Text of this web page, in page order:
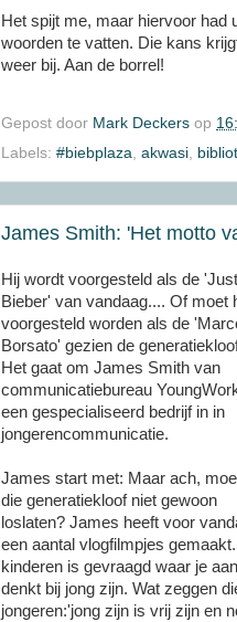
Het spijt me, maar hiervoor had
woorden te vatten. Die kans
weer bij. Aan de borrel!
Gepost door Mark Deckers op
Labels: #biebplaza, akwasi,
James Smith: 'Het motto
Hij wordt voorgesteld als de
Bieber' van vandaag.... Of moet
voorgesteld worden als de
Borsato' gezien de
Het gaat om James Smith van
communicatiebureau
een gespecialiseerd bedrijf in in
jongerencommunicatie.
James start met: Maar ach,
die generatiekloof niet gewoon
loslaten? James heeft voor
een aantal vlogfilmpjes
kinderen is gevraagd waar je aan
denkt bij jong zijn. Wat zeggen
jongeren:'jong zijn is vrij zijn en